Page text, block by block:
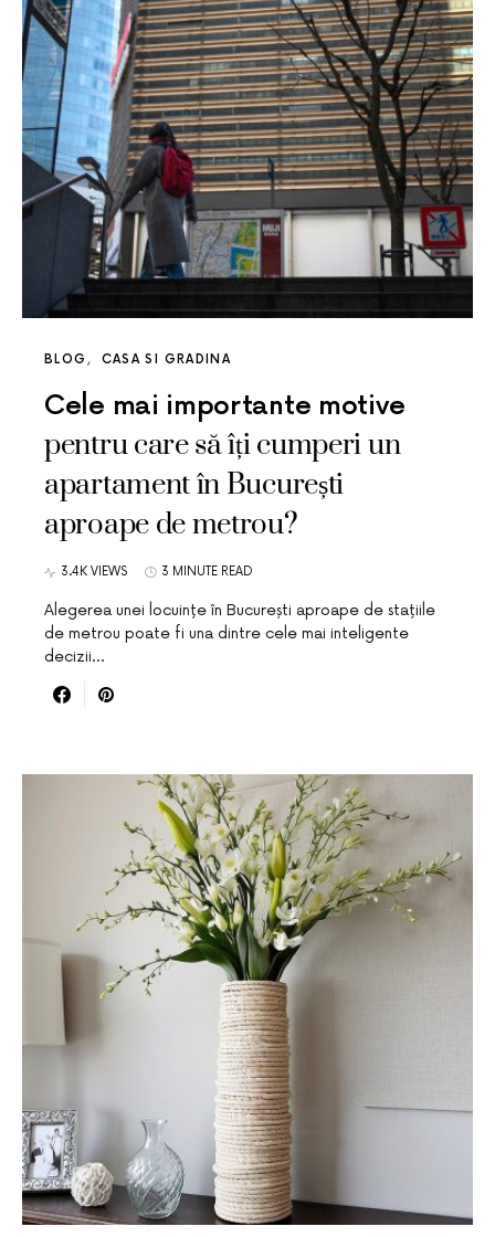
BLOG CASA SI GRADINA
Cele mai importante motive
pentru care să îți cumperi un
apartament în București
aproape de metrou?
3.4K VIEWS 3 MINUTE READ
Alegerea unei locuințe în București aproape de stațiile
de metrou poate fi una dintre cele mai inteligente
decizii…